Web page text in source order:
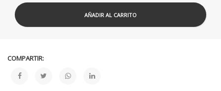
AÑADIR AL CARRITO
COMPARTIR: